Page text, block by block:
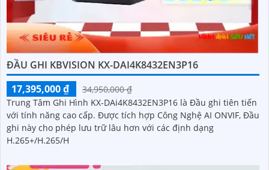
ĐẦU GHI KBVISION KX-DAI4K8432EN3P16
17,395,000 ₫
34,950,000 ₫
Trung Tâm Ghi Hình KX-DAi4K8432EN3P16 là Đầu ghi tiên tiến
với tính năng cao cấp. Được tích hợp Công Nghệ AI ONVIF, Đầu
ghi này cho phép lưu trữ lâu hơn với các định dạng
H.265+/H.265/H